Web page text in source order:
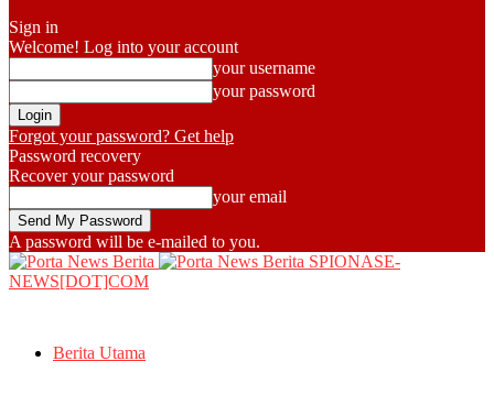
Sign in
Welcome! Log into your account
your username
your password
Forgot your password? Get help
Password recovery
Recover your password
your email
A password will be e-mailed to you.
SPIONASE-
NEWS[DOT]COM
Berita Utama